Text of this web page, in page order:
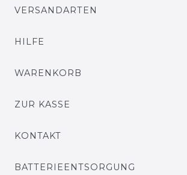
VERSANDARTEN
HILFE
WARENKORB
ZUR KASSE
KONTAKT
BATTERIEENTSORGUNG